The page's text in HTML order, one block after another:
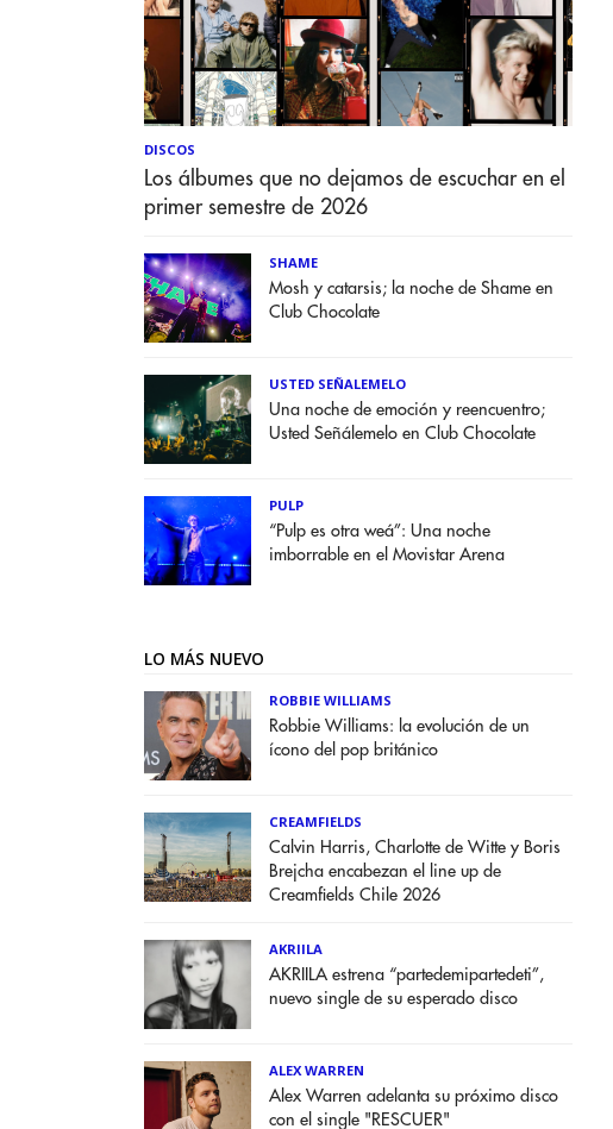
DISCOS
Los álbumes que no dejamos de escuchar en el
primer semestre de 2026
SHAME
Mosh y catarsis; la noche de Shame en
Club Chocolate
USTED SEÑALEMELO
Una noche de emoción y reencuentro;
Usted Señálemelo en Club Chocolate
PULP
“Pulp es otra weá”: Una noche
imborrable en el Movistar Arena
LO MÁS NUEVO
ROBBIE WILLIAMS
Robbie Williams: la evolución de un
ícono del pop británico
CREAMFIELDS
Calvin Harris, Charlotte de Witte y Boris
Brejcha encabezan el line up de
Creamfields Chile 2026
AKRIILA
AKRIILA estrena “partedemipartedeti”,
nuevo single de su esperado disco
ALEX WARREN
Alex Warren adelanta su próximo disco
con el single "RESCUER"